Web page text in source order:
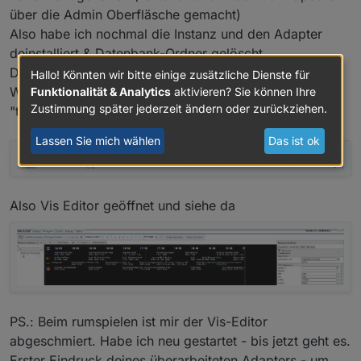
zu den einzelnen Sendungen.
über die Admin Oberfläsche gemacht)
Also habe ich nochmal die Instanz und den Adapter
deinstalliert & Datenbank-Ordner gelöscht.
Dann Adapter neu installiert und Instanz erzeugt.
Was mir gleich im Objektbaum auffiel : Datenpunkt
"tvprogram.admin" (war vorher nicht da)
Also Vis Editor geöffnet und siehe da
PS.: Beim rumspielen ist mir der Vis-Editor
abgeschmiert. Habe ich neu gestartet - bis jetzt geht es.
Hallo! Könnten wir bitte einige zusätzliche Dienste für
Funktionalität & Analytics aktivieren? Sie können Ihre
Zustimmung später jederzeit ändern oder zurückziehen.
Lassen Sie mich wählen Das ist ok